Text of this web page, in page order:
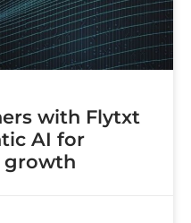
with Flytxt
AI for
growth